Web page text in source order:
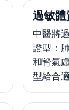
過敏體
中醫將
證型：
和腎氣
型給合